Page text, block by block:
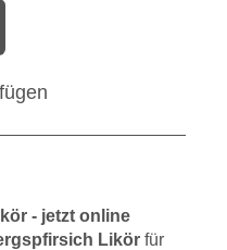
- jetzt online
Likör für